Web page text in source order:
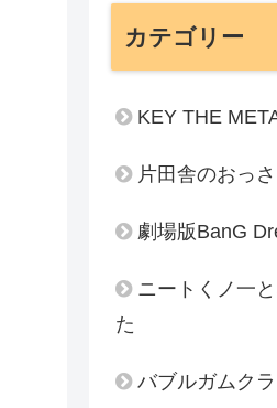
カテゴリー
KEY THE
片田舎のおっ
劇場版BanG
ニートくノ一
た
バブルガムク